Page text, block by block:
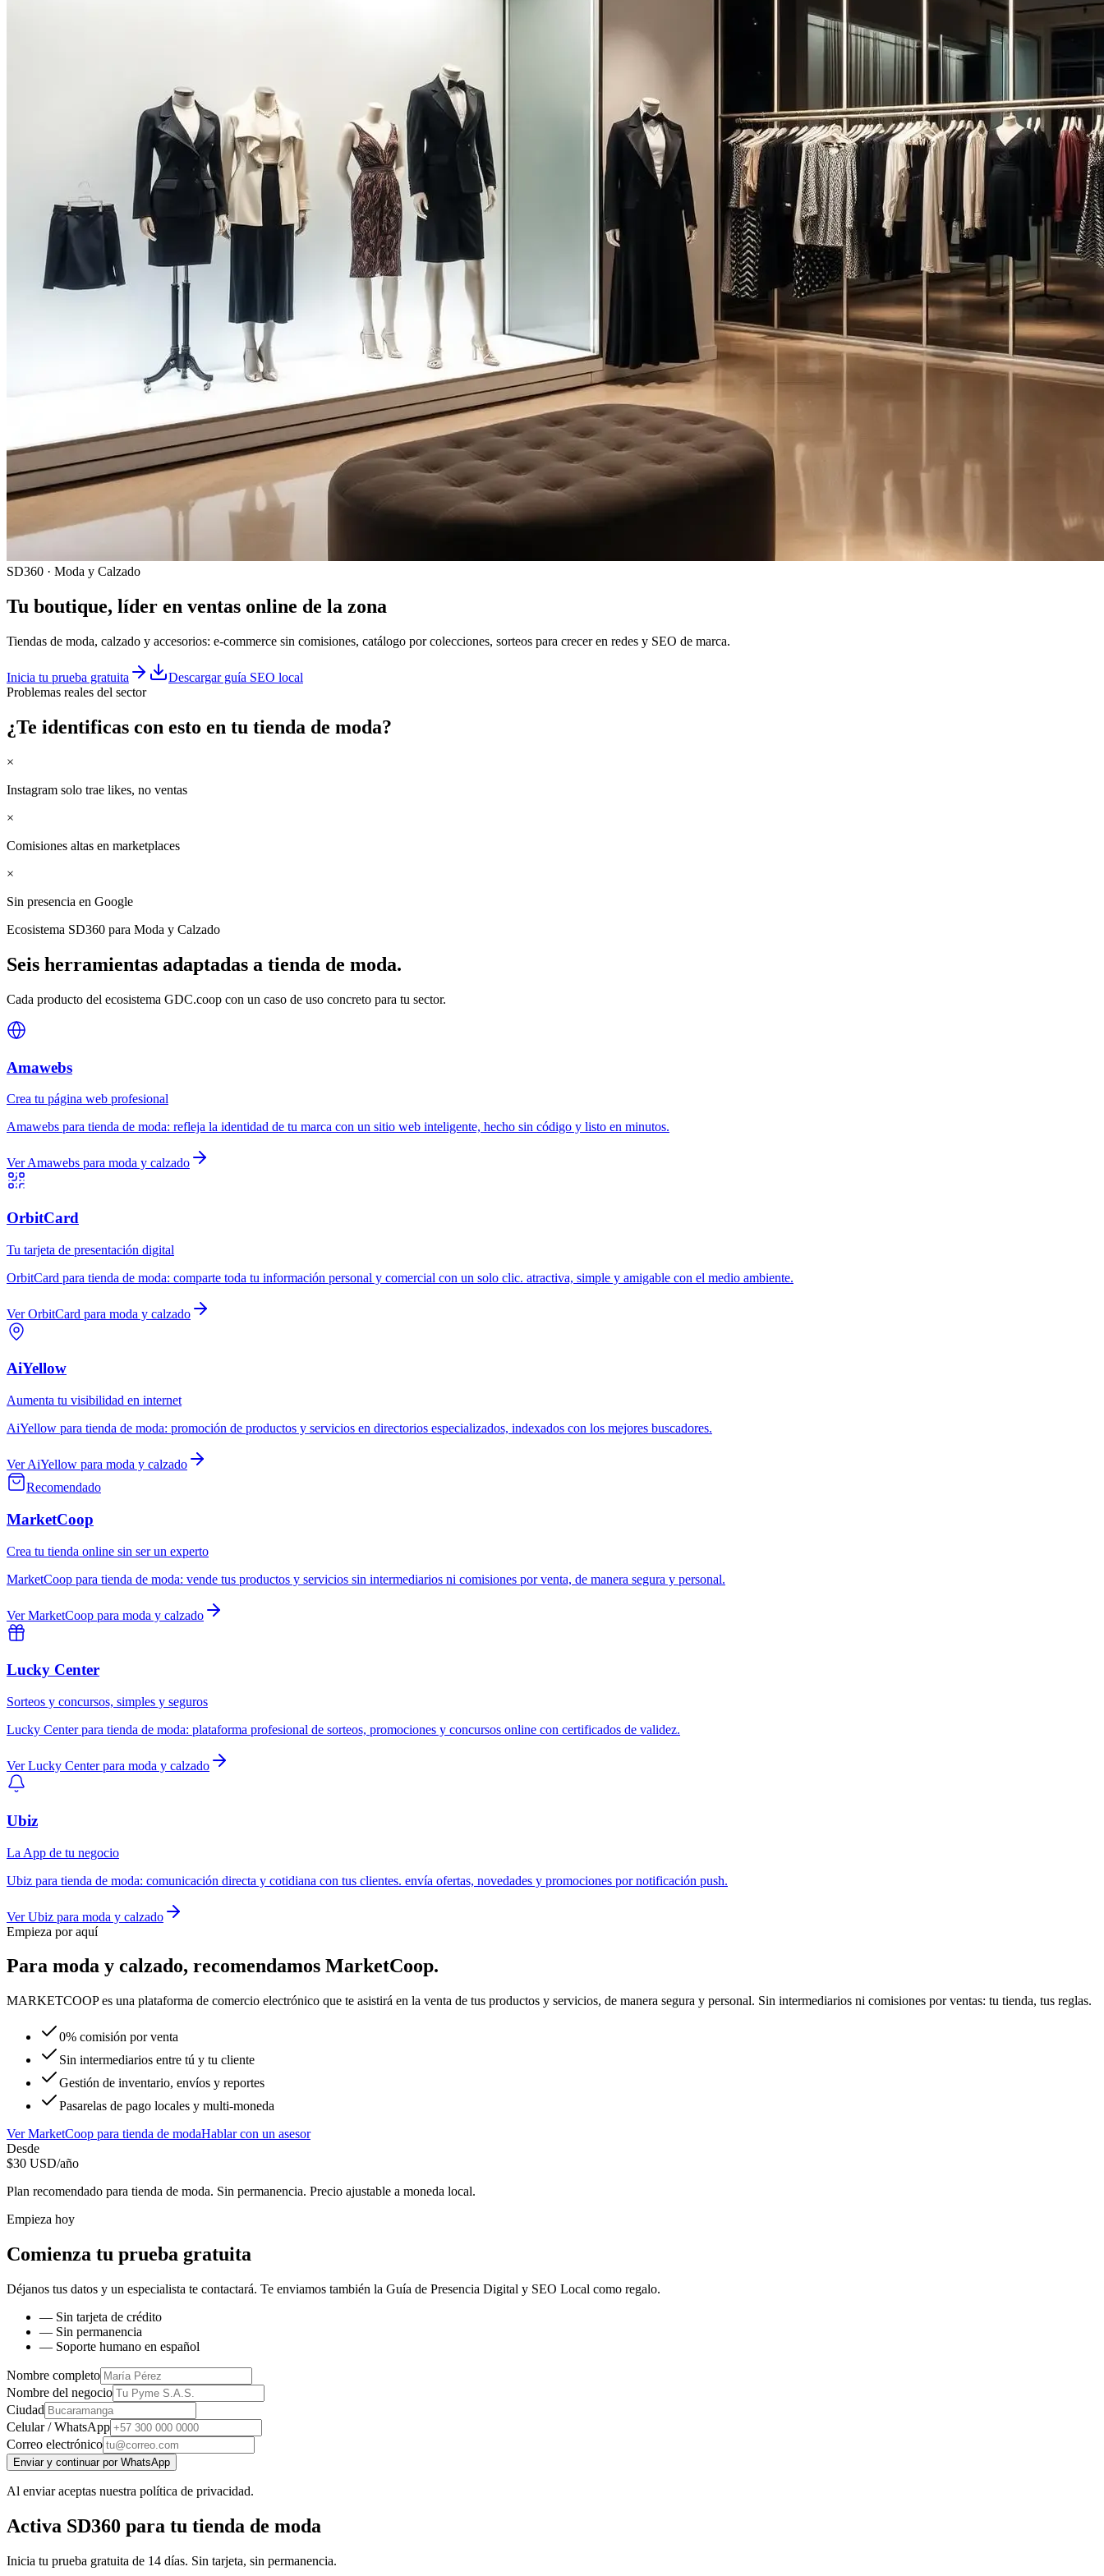
SD360 · Moda y Calzado
Tu boutique, líder en ventas online de la zona
Tiendas de moda, calzado y accesorios: e-commerce sin comisiones, catálogo por colecciones, sorteos para crecer en redes y SEO de marca.
Inicia tu prueba gratuita
Descargar guía SEO local
Problemas reales del sector
¿Te identificas con esto en tu tienda de moda?
×
Instagram solo trae likes, no ventas
×
Comisiones altas en marketplaces
×
Sin presencia en Google
Ecosistema SD360 para Moda y Calzado
Seis herramientas adaptadas a tienda de moda.
Cada producto del ecosistema GDC.coop con un caso de uso concreto para tu sector.
Amawebs
Crea tu página web profesional
Amawebs para tienda de moda: refleja la identidad de tu marca con un sitio web inteligente, hecho sin código y listo en minutos.
VerAmawebs para moda y calzado
OrbitCard
Tu tarjeta de presentación digital
OrbitCard para tienda de moda: comparte toda tu información personal y comercial con un solo clic. atractiva, simple y amigable con el medio ambiente.
VerOrbitCard para moda y calzado
AiYellow
Aumenta tu visibilidad en internet
AiYellow para tienda de moda: promoción de productos y servicios en directorios especializados, indexados con los mejores buscadores.
VerAiYellow para moda y calzado
Recomendado
MarketCoop
Crea tu tienda online sin ser un experto
MarketCoop para tienda de moda: vende tus productos y servicios sin intermediarios ni comisiones por venta, de manera segura y personal.
VerMarketCoop para moda y calzado
Lucky Center
Sorteos y concursos, simples y seguros
Lucky Centerpara tienda de moda: plataforma profesional de sorteos, promociones y concursos online con certificados de validez.
VerLucky Centerpara moda y calzado
Ubiz
La App de tu negocio
Ubiz para tienda de moda: comunicación directa y cotidiana con tus clientes. envía ofertas, novedades y promociones por notificación push.
VerUbiz para moda y calzado
Empieza por aquí
Para moda y calzado, recomendamos MarketCoop.
MARKETCOOP es una plataforma de comercio electrónico que te asistirá en la venta de tus productos y servicios, de manera segura y personal. Sin intermediarios ni comisiones por ventas: tu tienda, tus reglas.
0% comisión por venta
Sin intermediarios entre tú y tu cliente
Gestión de inventario, envíos y reportes
Pasarelas de pago locales y multi-moneda
VerMarketCoop para tienda de modaHablar con un asesor
Desde
$30 USD/año
Plan recomendado para tienda de moda. Sin permanencia. Precio ajustable a moneda local.
Empieza hoy
Comienza tu prueba gratuita
Déjanos tus datos y un especialista te contactará. Te enviamos también la Guía de Presencia Digital y SEO Local como regalo.
— Sin tarjeta de crédito
— Sin permanencia
— Soporte humano en español
Nombre completo
Nombre del negocio
Ciudad
Celular / WhatsApp
Correo electrónico
Enviar y continuar por WhatsApp
Al enviar aceptas nuestra política de privacidad.
Activa SD360 para tu tienda de moda
Inicia tu prueba gratuita de 14 días. Sin tarjeta, sin permanencia.